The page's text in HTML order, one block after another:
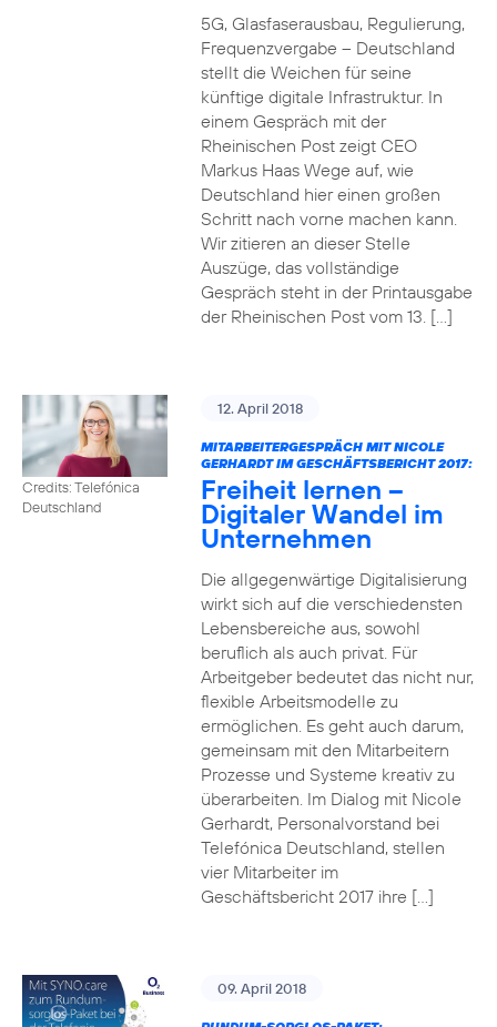
5G, Glasfaserausbau, Regulierung,
Frequenzvergabe – Deutschland
stellt die Weichen für seine
künftige digitale Infrastruktur. In
einem Gespräch mit der
Rheinischen Post zeigt CEO
Markus Haas Wege auf, wie
Deutschland hier einen großen
Schritt nach vorne machen kann.
Wir zitieren an dieser Stelle
Auszüge, das vollständige
Gespräch steht in der Printausgabe
der Rheinischen Post vom 13. […]
Credits: Telefónica
Deutschland
12. April 2018
MITARBEITERGESPRÄCH MIT NICOLE
GERHARDT IM GESCHÄFTSBERICHT 2017:
Freiheit lernen –
Digitaler Wandel im
Unternehmen
Die allgegenwärtige Digitalisierung
wirkt sich auf die verschiedensten
Lebensbereiche aus, sowohl
beruflich als auch privat. Für
Arbeitgeber bedeutet das nicht nur,
flexible Arbeitsmodelle zu
ermöglichen. Es geht auch darum,
gemeinsam mit den Mitarbeitern
Prozesse und Systeme kreativ zu
überarbeiten. Im Dialog mit Nicole
Gerhardt, Personalvorstand bei
Telefónica Deutschland, stellen
vier Mitarbeiter im
Geschäftsbericht 2017 ihre […]
09. April 2018